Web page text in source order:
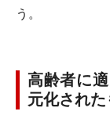
う。
高齢者に
元化され